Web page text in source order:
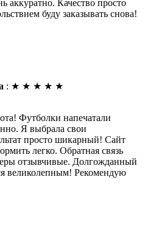
аккуратно. Качество просто
буду заказывать снова!
: ★ ★ ★ ★ ★
Футболки напечатали
Я выбрала свои
просто шикарный! Сайт
легко. Обратная связь
отзывчивые. Долгожданный
великолепным! Рекомендую